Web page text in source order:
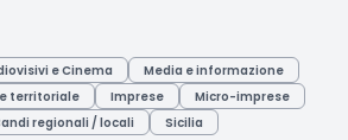
e Cinema
Media e informazione
territoriale
Imprese
Micro-imprese
regionali / locali
Sicilia